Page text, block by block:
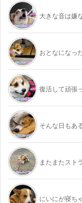
大きな音は嫌
おとなになっ
復活して頑張
そんな日もあ
またまたスト
にいにが寝ち